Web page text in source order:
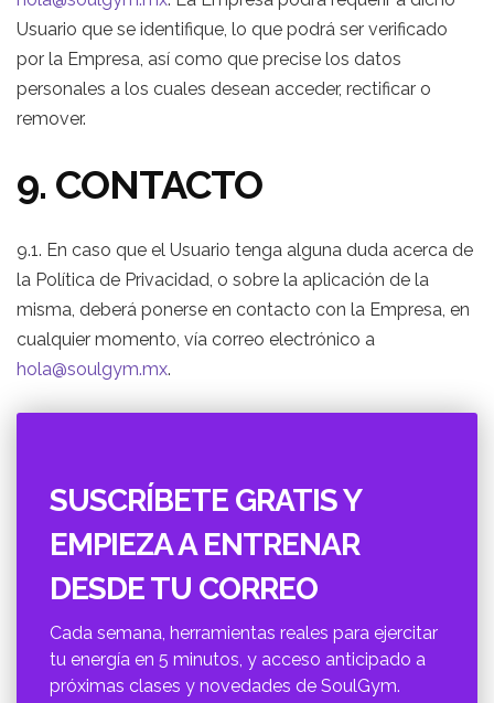
Usuario que se identifique, lo que podrá ser verificado
por la Empresa, así como que precise los datos
personales a los cuales desean acceder, rectificar o
remover.
9. CONTACTO
9.1. En caso que el Usuario tenga alguna duda acerca de
la Política de Privacidad, o sobre la aplicación de la
misma, deberá ponerse en contacto con la Empresa, en
cualquier momento, vía correo electrónico a
hola@soulgym.mx.
SUSCRÍBETE GRATIS Y
EMPIEZA A ENTRENAR
DESDE TU CORREO
Cada semana, herramientas reales para ejercitar
tu energí­a en 5 minutos, y acceso anticipado a
próximas clases y novedades de SoulGym.